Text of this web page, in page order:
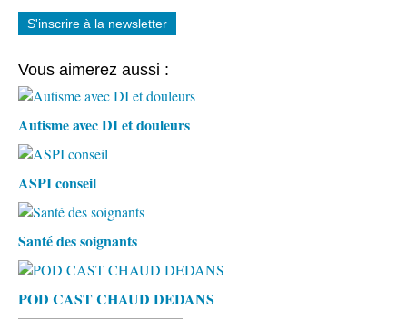
S'inscrire à la newsletter
Vous aimerez aussi :
Autisme avec DI et douleurs
ASPI conseil
Santé des soignants
POD CAST CHAUD DEDANS